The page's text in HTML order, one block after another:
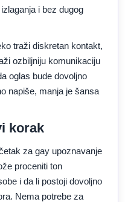
i bez dugog
traži diskretan kontakt,
ozbiljniju komunikaciju
oglas bude dovoljno
napiše, manja je šansa
korak
za gay upoznavanje
proceniti ton
i da li postoji dovoljno
Nema potrebe za